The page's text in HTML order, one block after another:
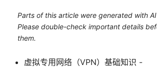
Parts of this article were generated with
Please double-check important details
them.
虚拟专用网络（VPN）基础知识 -